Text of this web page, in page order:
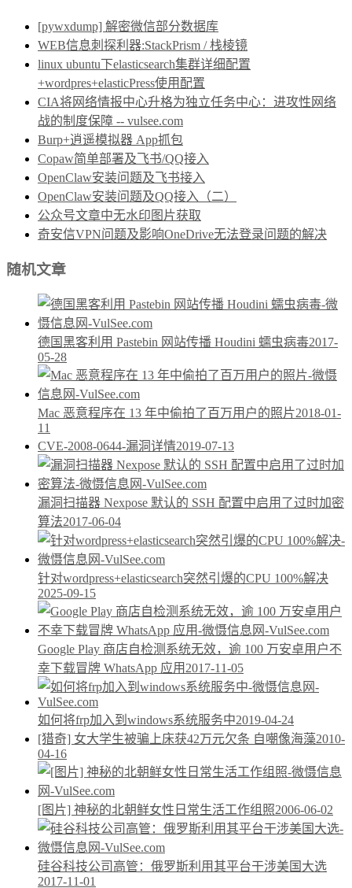
[pywxdump] 解密微信部分数据库
WEB信息刺探利器:StackPrism / 栈棱镜
linux ubuntu下elasticsearch集群详细配置
+wordpres+elasticPress使用配置
CIA将网络情报中心升格为独立任务中心：进攻性网络
战的制度保障 -- vulsee.com
Burp+逍遥模拟器 App抓包
Copaw简单部署及飞书/QQ接入
OpenClaw安装问题及飞书接入
OpenClaw安装问题及QQ接入（二）
公众号文章中无水印图片获取
奇安信VPN问题及影响OneDrive无法登录问题的解决
随机文章
德国黑客利用 Pastebin 网站传播 Houdini 蠕虫病毒2017-
05-28
Mac 恶意程序在 13 年中偷拍了百万用户的照片2018-01-
11
CVE-2008-0644-漏洞详情2019-07-13
漏洞扫描器 Nexpose 默认的 SSH 配置中启用了过时加密
算法2017-06-04
针对wordpress+elasticsearch突然引爆的CPU 100%解决
2025-09-15
Google Play 商店自检测系统无效，逾 100 万安卓用户不
幸下载冒牌 WhatsApp 应用 2017-11-05
如何将frp加入到windows系统服务中2019-04-24
[猎奇] 女大学生被骗上床获42万元欠条 自嘲像海藻2010-
04-16
[图片] 神秘的北朝鲜女性日常生活工作组照2006-06-02
硅谷科技公司高管：俄罗斯利用其平台干涉美国大选
2017-11-01